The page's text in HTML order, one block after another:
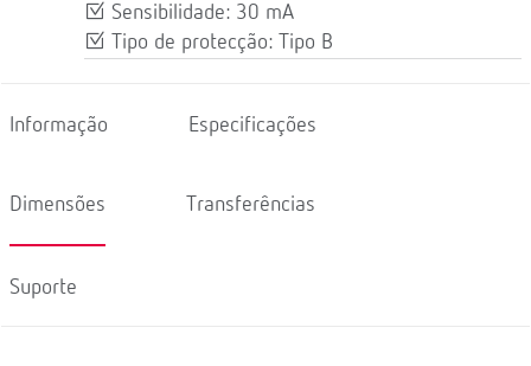
Sensibilidade: 30 mA
Tipo de protecção: Tipo B
Informação Especificações
Dimensões Transferências
Suporte